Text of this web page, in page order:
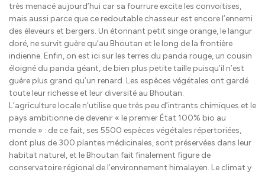
très menacé aujourd’hui car sa fourrure excite les convoitises,
mais aussi parce que ce redoutable chasseur est encore l’ennemi
des éleveurs et bergers. Un étonnant petit singe orange, le langur
doré, ne survit guère qu’au Bhoutan et le long de la frontière
indienne. Enfin, on est ici sur les terres du panda rouge, un cousin
éloigné du panda géant, de bien plus petite taille puisqu’il n’est
guère plus grand qu’un renard. Les espèces végétales ont gardé
toute leur richesse et leur diversité au Bhoutan.
L’agriculture locale n’utilise que très peu d’intrants chimiques et le
pays ambitionne de devenir « le premier État 100% bio au
monde » : de ce fait, ses 5500 espèces végétales répertoriées,
dont plus de 300 plantes médicinales, sont préservées dans leur
habitat naturel, et le Bhoutan fait finalement figure de
conservatoire régional de l’environnement himalayen. Le climat y